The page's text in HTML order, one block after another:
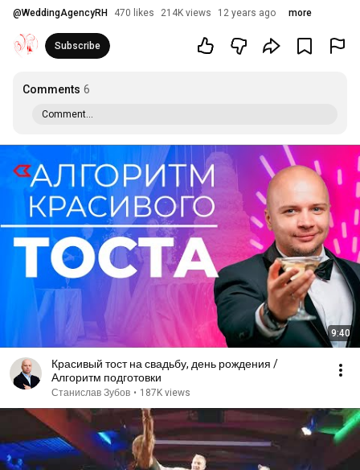
@WeddingAgencyRH 470 likes 214K views 12 years ago more
Subscribe
Comments 6
Comment...
9:40
Красивый тост на свадьбу, день рождения /
Алгоритм подготовки
Станислав Зубов • 187K views